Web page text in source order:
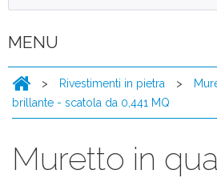
MENU
> Rivestimenti in pietra >
brillante - scatola da 0,441 MQ
Muretto in